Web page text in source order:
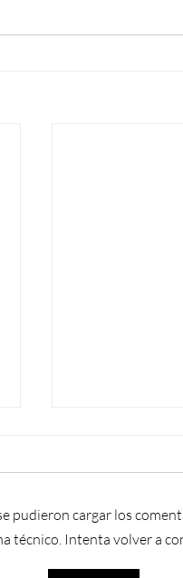
pudieron cargar los
técnico. Intenta volver a